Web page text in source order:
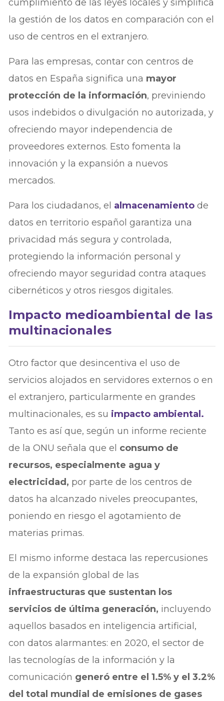
cumplimiento de las leyes locales y simplifica
la gestión de los datos en comparación con el
uso de centros en el extranjero.
Para las empresas, contar con centros de
datos en España significa una mayor
protección de la información, previniendo
usos indebidos o divulgación no autorizada, y
ofreciendo mayor independencia de
proveedores externos. Esto fomenta la
innovación y la expansión a nuevos
mercados.
Para los ciudadanos, el almacenamiento de
datos en territorio español garantiza una
privacidad más segura y controlada,
protegiendo la información personal y
ofreciendo mayor seguridad contra ataques
cibernéticos y otros riesgos digitales.
Impacto medioambiental de las
multinacionales
Otro factor que desincentiva el uso de
servicios alojados en servidores externos o en
el extranjero, particularmente en grandes
multinacionales, es su impacto ambiental.
Tanto es así que, según un informe reciente
de la ONU señala que el consumo de
recursos, especialmente agua y
electricidad, por parte de los centros de
datos ha alcanzado niveles preocupantes,
poniendo en riesgo el agotamiento de
materias primas.
El mismo informe destaca las repercusiones
de la expansión global de las
infraestructuras que sustentan los
servicios de última generación, incluyendo
aquellos basados en inteligencia artificial,
con datos alarmantes: en 2020, el sector de
las tecnologías de la información y la
comunicación generó entre el 1.5% y el 3.2%
del total mundial de emisiones de gases